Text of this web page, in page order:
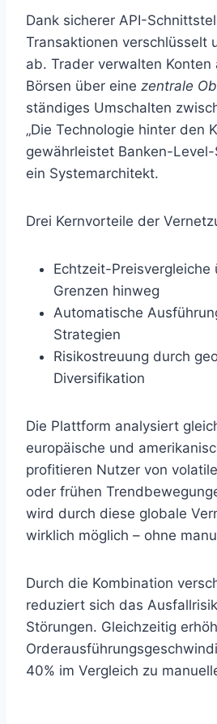
Dank sicherer API-
Transaktionen verschlüsselt
ab. Trader verwalten Konten
Börsen über eine zentrale
ständiges Umschalten
„Die Technologie hinter den
gewährleistet Banken-Level-
ein Systemarchitekt.
Drei Kernvorteile der
Echtzeit-Preisvergleiche
Grenzen hinweg
Automatische
Strategien
Risikostreuung durch
Diversifikation
Die Plattform analysiert
europäische und
profitieren Nutzer von
oder frühen
wird durch diese globale
wirklich möglich – ohne
Durch die Kombination
reduziert sich das
Störungen. Gleichzeitig
40% im Vergleich zu